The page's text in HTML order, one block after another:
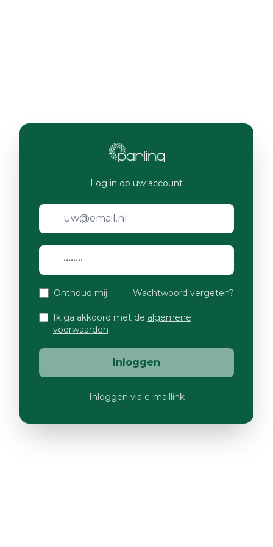
Log in op uw account
Onthoud mij Wachtwoord vergeten?
Ik ga akkoord met de algemene
voorwaarden
Inloggen
Inloggen via e-maillink